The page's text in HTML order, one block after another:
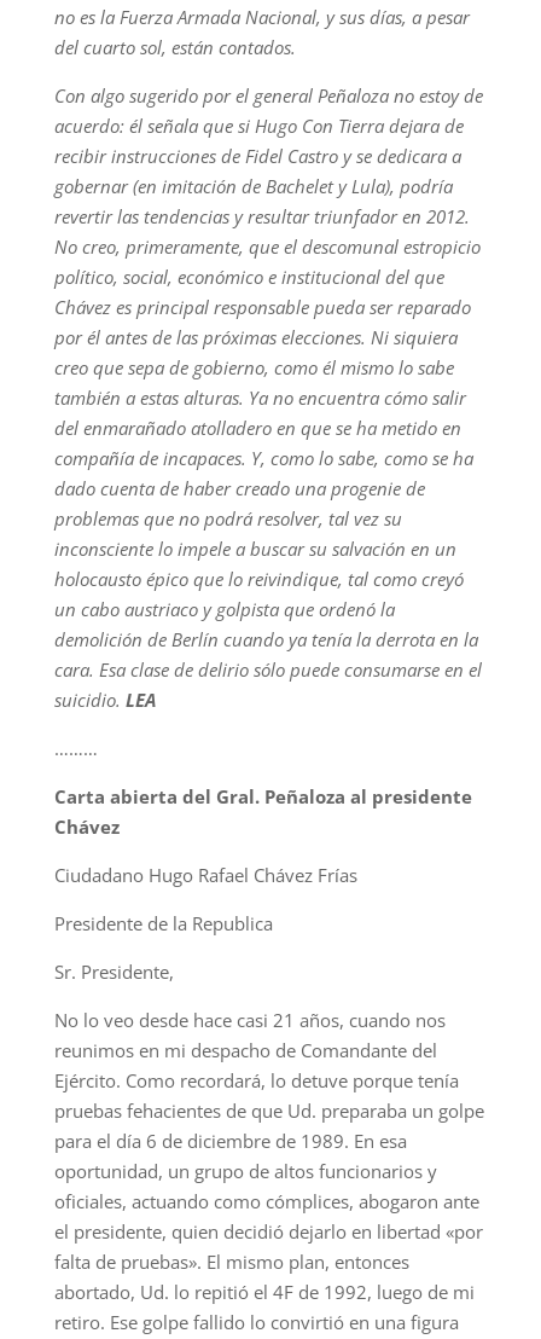
no es la Fuerza Armada Nacional, y sus días, a pesar
del cuarto sol, están contados.
Con algo sugerido por el general Peñaloza no estoy de
acuerdo: él señala que si Hugo Con Tierra dejara de
recibir instrucciones de Fidel Castro y se dedicara a
gobernar (en imitación de Bachelet y Lula), podría
revertir las tendencias y resultar triunfador en 2012.
No creo, primeramente, que el descomunal estropicio
político, social, económico e institucional del que
Chávez es principal responsable pueda ser reparado
por él antes de las próximas elecciones. Ni siquiera
creo que sepa de gobierno, como él mismo lo sabe
también a estas alturas. Ya no encuentra cómo salir
del enmarañado atolladero en que se ha metido en
compañía de incapaces. Y, como lo sabe, como se ha
dado cuenta de haber creado una progenie de
problemas que no podrá resolver, tal vez su
inconsciente lo impele a buscar su salvación en un
holocausto épico que lo reivindique, tal como creyó
un cabo austriaco y golpista que ordenó la
demolición de Berlín cuando ya tenía la derrota en la
cara. Esa clase de delirio sólo puede consumarse en el
suicidio. LEA
………
Carta abierta del Gral. Peñaloza al presidente
Chávez
Ciudadano Hugo Rafael Chávez Frías
Presidente de la Republica
Sr. Presidente,
No lo veo desde hace casi 21 años, cuando nos
reunimos en mi despacho de Comandante del
Ejército. Como recordará, lo detuve porque tenía
pruebas fehacientes de que Ud. preparaba un golpe
para el día 6 de diciembre de 1989. En esa
oportunidad, un grupo de altos funcionarios y
oficiales, actuando como cómplices, abogaron ante
el presidente, quien decidió dejarlo en libertad «por
falta de pruebas». El mismo plan, entonces
abortado, Ud. lo repitió el 4F de 1992, luego de mi
retiro. Ese golpe fallido lo convirtió en una figura